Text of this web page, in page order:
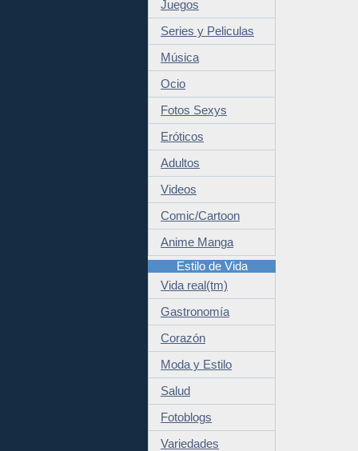
Juegos
Series y Peliculas
Música
Ocio
Fotos Sexys
Eróticos
Adultos
Videos
Comic/Cartoon
Anime Manga
Estilo de Vida
Vida real(tm)
Gastronomía
Corazón
Moda y Estilo
Salud
Fotoblogs
Variedades